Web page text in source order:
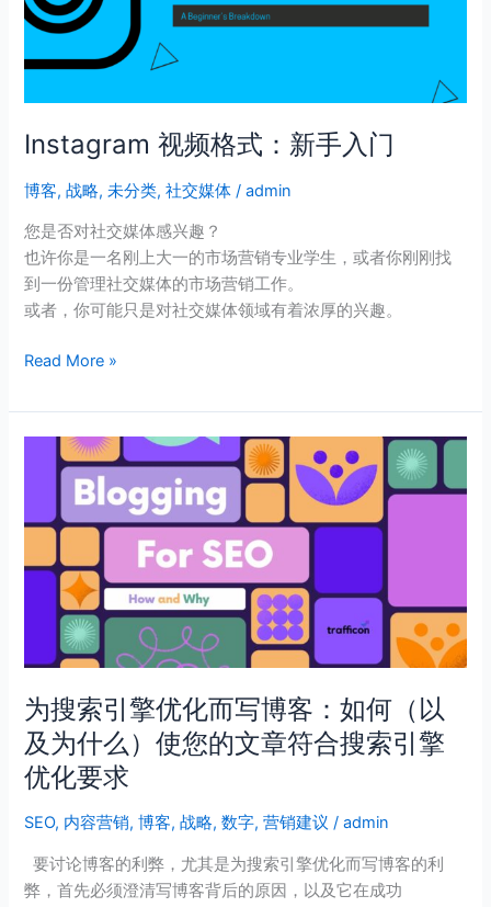
Instagram 视频格式：新手入门
博客,战略,未分类,社交媒体 /admin
您是否对社交媒体感兴趣？
也许你是一名刚上大一的市场营销专业学生，或者你刚刚找
到一份管理社交媒体的市场营销工作。
或者，你可能只是对社交媒体领域有着浓厚的兴趣。
新
入
Read More »
为搜索引擎优化而写博客：如何（以
及为什么）使您的文章符合搜索引擎
优化要求
SEO, 内容营销,博客,战略,数字,营销建议 /admin
要讨论博客的利弊，尤其是为搜索引擎优化而写博客的利
弊，首先必须澄清写博客背后的原因，以及它在成功
引
写
客：
如
何
（以
及
什
么）